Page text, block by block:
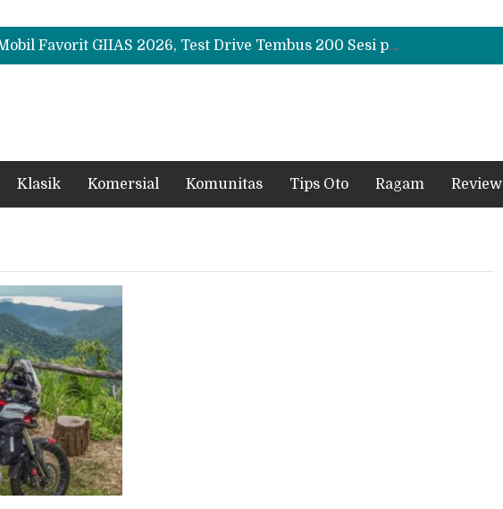
Sudah SPK Mobil di GIIAS 2026? Ini Tahapan yang Harus Dilakukan Setelah Pameran
Chery Q Raih Mobil Favorit GIIAS 2026, Test Drive Tembus 200 Sesi per Hari
Pengguna Geely EX5 dan EX2 Makin Banyak, Komunitasnya Tumbuh Pesat
Klasik Komersial Komunitas Tips Oto Ragam Review